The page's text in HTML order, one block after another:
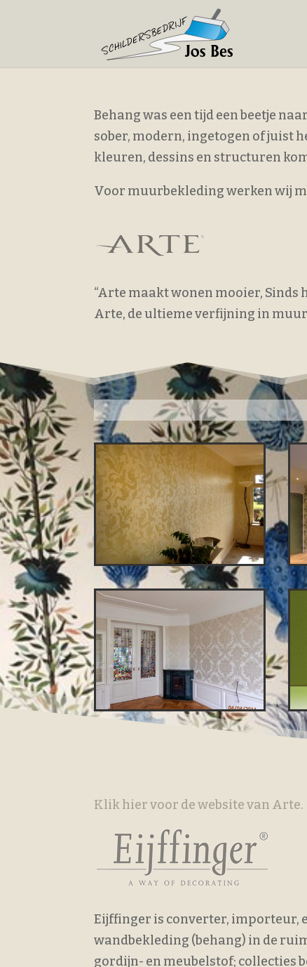
Behang was een tijd een beetje
sober, modern, ingetogen of juist
kleuren, dessins en structuren
Voor muurbekleding werken wij
“Arte maakt wonen mooier,
Arte, de ultieme verfijning in
Klik hier voor de website van Arte.
Eijffinger is converter, importeur,
wandbekleding (behang) in de
gordijn- en meubelstof; collecties